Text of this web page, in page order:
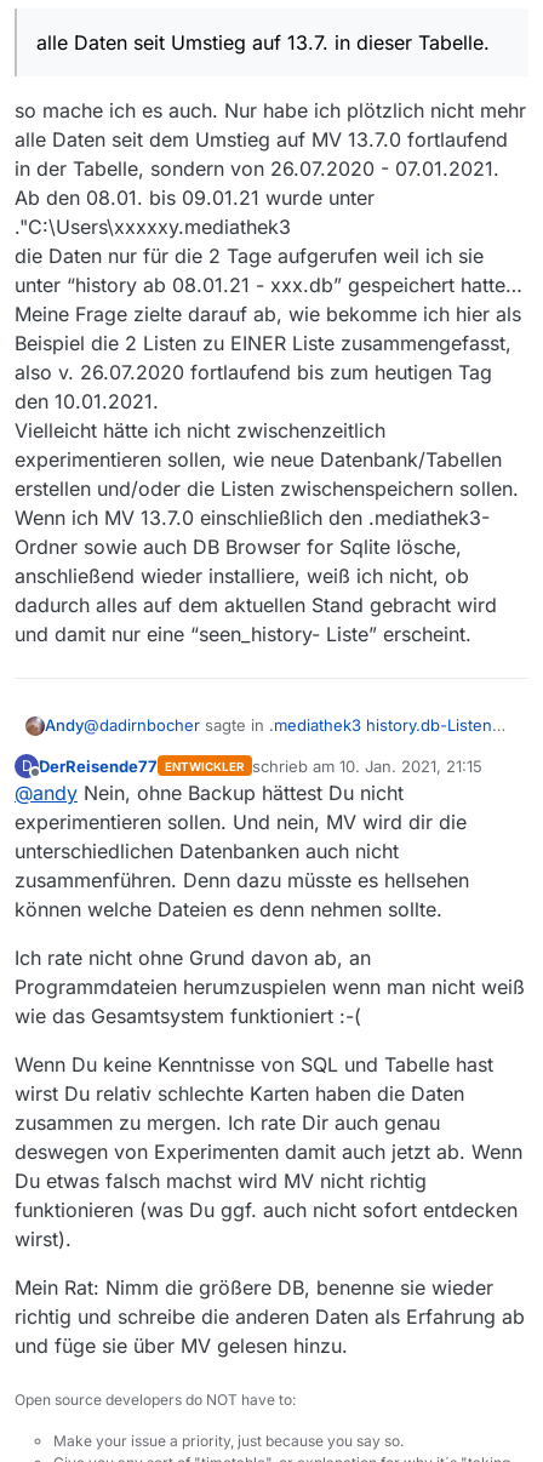
Ich starte denn DB-Browser, öffne die history-
db, wechslse …
… in das Tab Daten durchsuchen, wähle dort die
Tabelle seen_history, gibt eh nur eine. Dann
bekomme ich die Daten angezeigt und kann
durch klick auf die Überschriften (z.B. Datum)
auf- oder absteigend sortieren und habe alle
Daten seit Umstieg auf 13.7. in dieser Tabelle.
alle Daten seit Umstieg auf 13.7. in dieser Tabelle.
so mache ich es auch. Nur habe ich plötzlich nicht mehr
alle Daten seit dem Umstieg auf MV 13.7.0 fortlaufend
in der Tabelle, sondern von 26.07.2020 - 07.01.2021.
Ab den 08.01. bis 09.01.21 wurde unter
."C:\Users\xxxxxy.mediathek3
die Daten nur für die 2 Tage aufgerufen weil ich sie
unter “history ab 08.01.21 - xxx.db” gespeichert hatte…
Meine Frage zielte darauf ab, wie bekomme ich hier als
Beispiel die 2 Listen zu EINER Liste zusammengefasst,
also v. 26.07.2020 fortlaufend bis zum heutigen Tag
den 10.01.2021.
Vielleicht hätte ich nicht zwischenzeitlich
experimentieren sollen, wie neue Datenbank/Tabellen
erstellen und/oder die Listen zwischenspeichern sollen.
Wenn ich MV 13.7.0 einschließlich den .mediathek3-
Ordner sowie auch DB Browser for Sqlite lösche,
anschließend wieder installiere, weiß ich nicht, ob
dadurch alles auf dem aktuellen Stand gebracht wird
und damit nur eine “seen_history- Liste” erscheint.
Andy@dadirnbocher sagte in .mediathek3 history.db-Listen
alle Daten seit Umstieg auf 13.7. in dieser Tabelle.
so mache ich es auch. Nur habe ich plötzlich nicht mehr
alle Daten seit dem Umstieg auf MV 13.7.0 fortlaufend in
der Tabelle, sondern von 26.07.2020 - 07.01.2021.
Ab den 08.01. bis 09.01.21 wurde unter
die Daten nur für die 2 Tage aufgerufen weil ich sie
unter “history ab 08.01.21 - xxx.db” gespeichert hatte…
Meine Frage zielte darauf ab, wie bekomme ich hier als
also v. 26.07.2020 fortlaufend bis zum heutigen Tag den
10.01.2021.
Vielleicht hätte ich nicht zwischenzeitlich
experimentieren sollen, wie neue Datenbank/Tabellen
erstellen und/oder die Listen zwischenspeichern sollen.
Wenn ich MV 13.7.0 einschließlich den .mediathek3-
Ordner sowie auch DB Browser for Sqlite lösche,
anschließend wieder installiere, weiß ich nicht, ob
D
Offline
DerReisende77 ENTWICKLER schrieb am 10. Jan. 2021, 21:15
zuletzt editiert von
@andy Nein, ohne Backup hättest Du nicht
experimentieren sollen. Und nein, MV wird dir die
unterschiedlichen Datenbanken auch nicht
zusammenführen. Denn dazu müsste es hellsehen
können welche Dateien es denn nehmen sollte.
Ich rate nicht ohne Grund davon ab, an
Programmdateien herumzuspielen wenn man nicht weiß
wie das Gesamtsystem funktioniert :-(
Wenn Du keine Kenntnisse von SQL und Tabelle hast
wirst Du relativ schlechte Karten haben die Daten
zusammen zu mergen. Ich rate Dir auch genau
deswegen von Experimenten damit auch jetzt ab. Wenn
Du etwas falsch machst wird MV nicht richtig
funktionieren (was Du ggf. auch nicht sofort entdecken
wirst).
Mein Rat: Nimm die größere DB, benenne sie wieder
richtig und schreibe die anderen Daten als Erfahrung ab
und füge sie über MV gelesen hinzu.
Open source developers do NOT have to:
Make your issue a priority, just because you say so.